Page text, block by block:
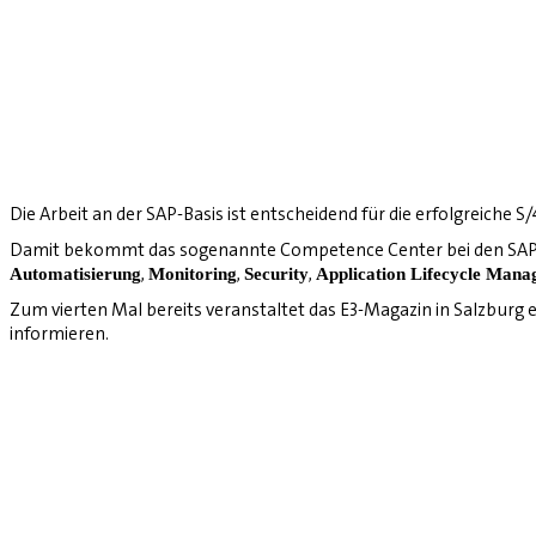
Die Arbeit an der SAP-Basis ist entscheidend für die erfolgreiche
Damit bekommt das sogenannte Competence Center bei den
Automatisierung, Monitoring, Security, Application Lifecycle
Zum vierten Mal bereits veranstaltet das E3-Magazin in
informieren.